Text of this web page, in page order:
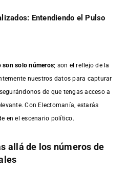
Entendiendo el Pulso
son solo números; son el reflejo de la
nuestros datos para capturar
de que tengas acceso a
Con Electomanía, estarás
en el escenario político.
allá de los números de